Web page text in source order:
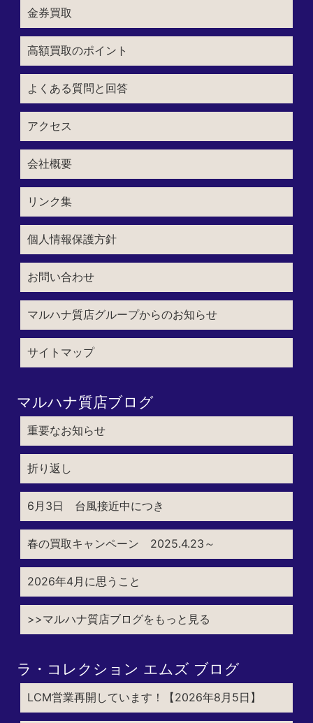
金券買取
高額買取のポイント
よくある質問と回答
アクセス
会社概要
リンク集
個人情報保護方針
お問い合わせ
マルハナ質店グループからのお知らせ
サイトマップ
マルハナ質店ブログ
重要なお知らせ
折り返し
6月3日 台風接近中につき
春の買取キャンペーン 2025.4.23～
2026年4月に思うこと
>>マルハナ質店ブログをもっと見る
ラ・コレクション エムズ ブログ
LCM営業再開しています！【2026年8月5日】